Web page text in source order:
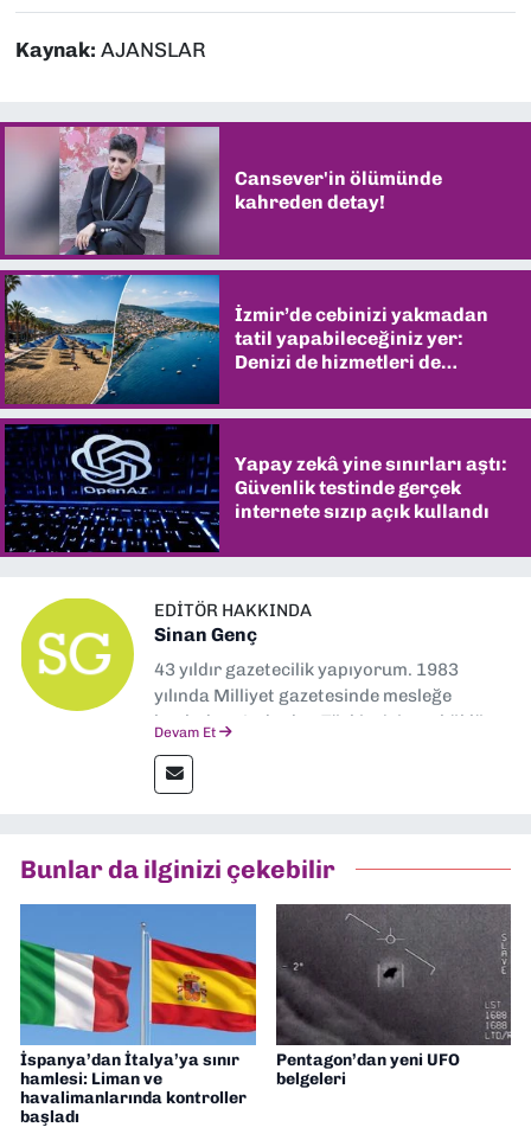
Kaynak: AJANSLAR
Cansever'in ölümünde
kahreden detay!
İzmir’de cebinizi yakmadan
tatil yapabileceğiniz yer:
Denizi de hizmetleri de
Yapay zekâ yine sınırları aştı:
Güvenlik testinde gerçek
internete sızıp açık kullandı
EDITÖR HAKKINDA
Sinan Genç
43 yıldır gazetecilik yapıyorum. 1983
yılında Milliyet gazetesinde mesleğe
başladım. Ardından Türkiye’nin en köklü
muhabir, editör, müdür yardımcısı ve spor
müdürü olarak görev yaptım. Ayrıca Yeni
Gazetesi'nde editörlük yapıyorum
Devam Et
Bunlar da ilginizi çekebilir
İspanya’dan İtalya’ya sınır
hamlesi: Liman ve
havalimanlarında kontroller
başladı
Pentagon’dan yeni UFO
belgeleri